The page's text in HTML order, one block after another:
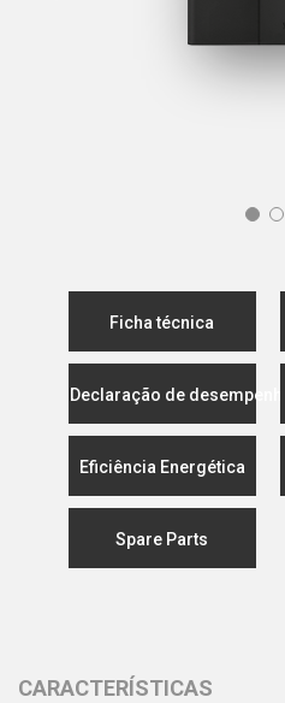
Ficha técnica
Declaração de desempenho
Eficiência Energética
Spare Parts
CARACTERÍSTICAS